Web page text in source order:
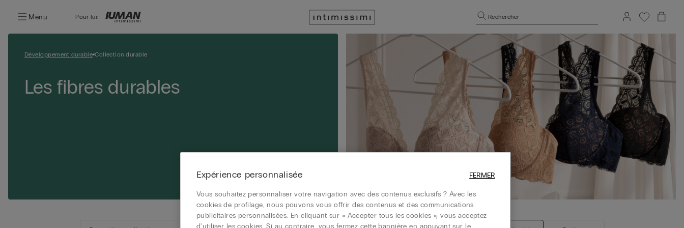
Menu Pour lui: Rechercher
Développement durable Collection durable
Les fibres durables
Expérience personnalisée
Vous souhaitez personnaliser votre navigation avec des contenus exclusifs ? Avec les
cookies de profilage, nous pouvons vous offrir des contenus et des communications
publicitaires personnalisées. En cliquant sur « Accepter tous les cookies », vous acceptez
d'utiliser les cookies. Si au contraire, vous fermez cette bannière en appuyant sur le
FERMER